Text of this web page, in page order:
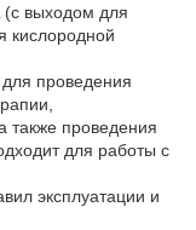
выходом для
кислородной
для проведения
также проведения
для работы с
эксплуатации и